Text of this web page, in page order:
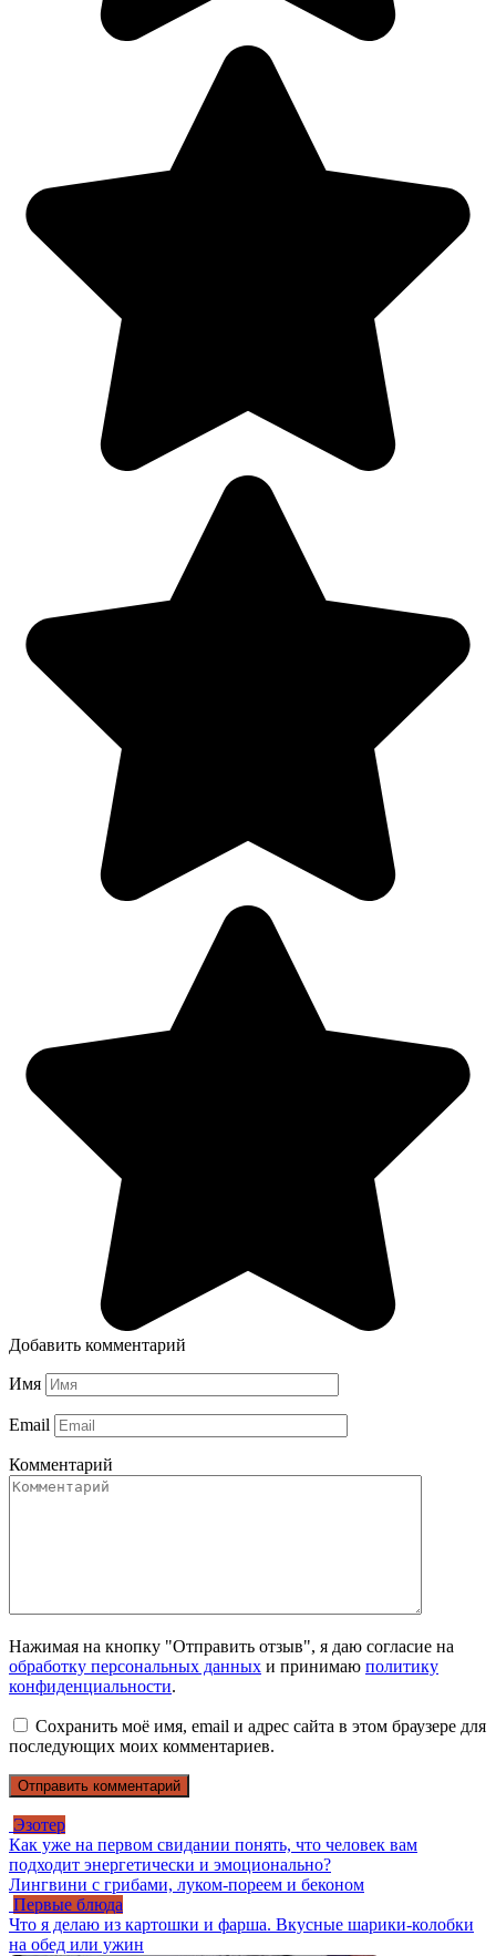
Добавить комментарий
Имя
Email
Комментарий
Нажимая на кнопку "Отправить отзыв", я даю согласие на
обработку персональных данных и принимаю политику
конфиденциальности.
Сохранить моё имя, email и адрес сайта в этом браузере для
последующих моих комментариев.
Эзотер
Как уже на первом свидании понять, что человек вам
подходит энергетически и эмоционально?
Лингвини с грибами, луком-пореем и беконом
Первые блюда
Что я делаю из картошки и фарша. Вкусные шарики-колобки
на обед или ужин